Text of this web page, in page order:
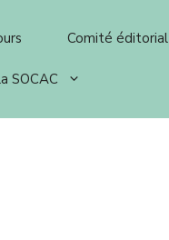
Comité éditorial
SOCAC